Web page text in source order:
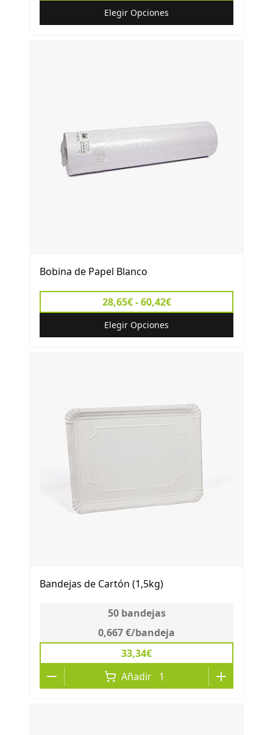
Elegir Opciones
Bobina de Papel Blanco
28,65€ - 60,42€
Elegir Opciones
Bandejas de Cartón (1,5kg)
50 bandejas
0,667 €/bandeja
33,34€
Añadir 1